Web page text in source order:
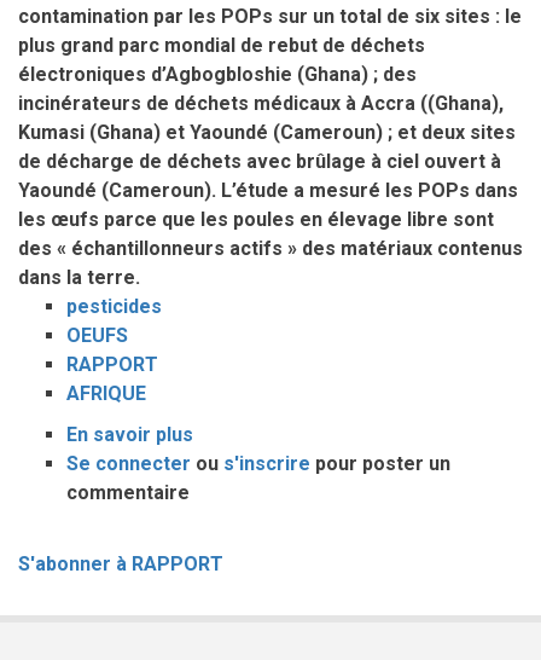
contamination par les POPs sur un total de six sites : le
plus grand parc mondial de rebut de déchets
électroniques d’Agbogbloshie (Ghana) ; des
incinérateurs de déchets médicaux à Accra ((Ghana),
Kumasi (Ghana) et Yaoundé (Cameroun) ; et deux sites
de décharge de déchets avec brûlage à ciel ouvert à
Yaoundé (Cameroun). L’étude a mesuré les POPs dans
les œufs parce que les poules en élevage libre sont
des « échantillonneurs actifs » des matériaux contenus
dans la terre.
pesticides
OEUFS
RAPPORT
AFRIQUE
En savoir plus
DES
LES
Se connecter ou s'inscrire pour poster un
commentaire
S'abonner à RAPPORT